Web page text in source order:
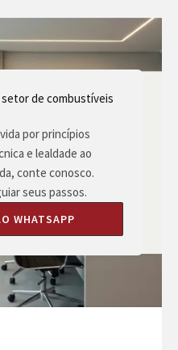
de combustíveis
por princípios
e lealdade ao
conte conosco.
seus passos.
WHATSAPP